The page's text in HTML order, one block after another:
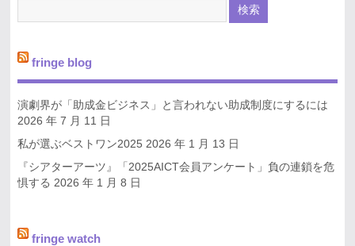
fringe blog
演劇界が「助成金ビジネス」と言われない助成制度にするには
2026 年 7 月 11 日
私が選ぶベストワン2025 2026 年 1 月 13 日
『シアターアーツ』「2025AICT会員アンケート」負の連鎖を危
惧する 2026 年 1 月 8 日
fringe watch